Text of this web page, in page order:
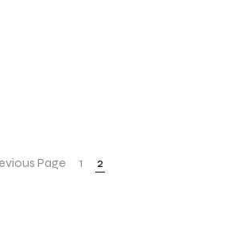
Page 1 2